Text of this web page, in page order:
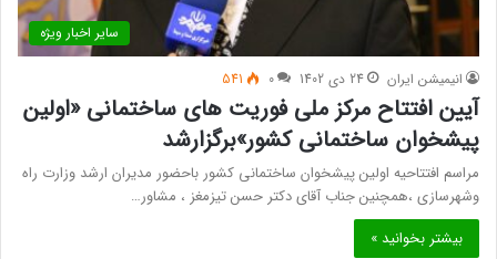
سایر اخبار ویژه
انیمیشن ایران 24 دی 1402 0
541
آیین افتتاح مرکز ملی فوریت های ساختمانی «اولین
پیشخوان ساختمانی کشور»برگزارشد
مراسم افتتاحیه اولین پیشخوان ساختمانی کشور باحضور مدیران ارشد وزارت راه
وشهرسازی ،همچنین جناب آقای دکتر حسن تیزمغز ، مشاور…
بیشتر بخوانید »